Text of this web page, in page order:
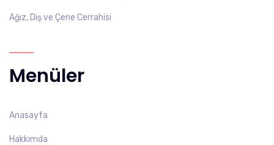
Ağız, Diş ve Çene Cerrahisi
Menüler
Anasayfa
Hakkımda